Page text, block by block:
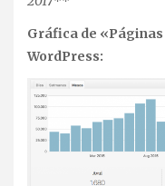
Gráfica de
WordPress: